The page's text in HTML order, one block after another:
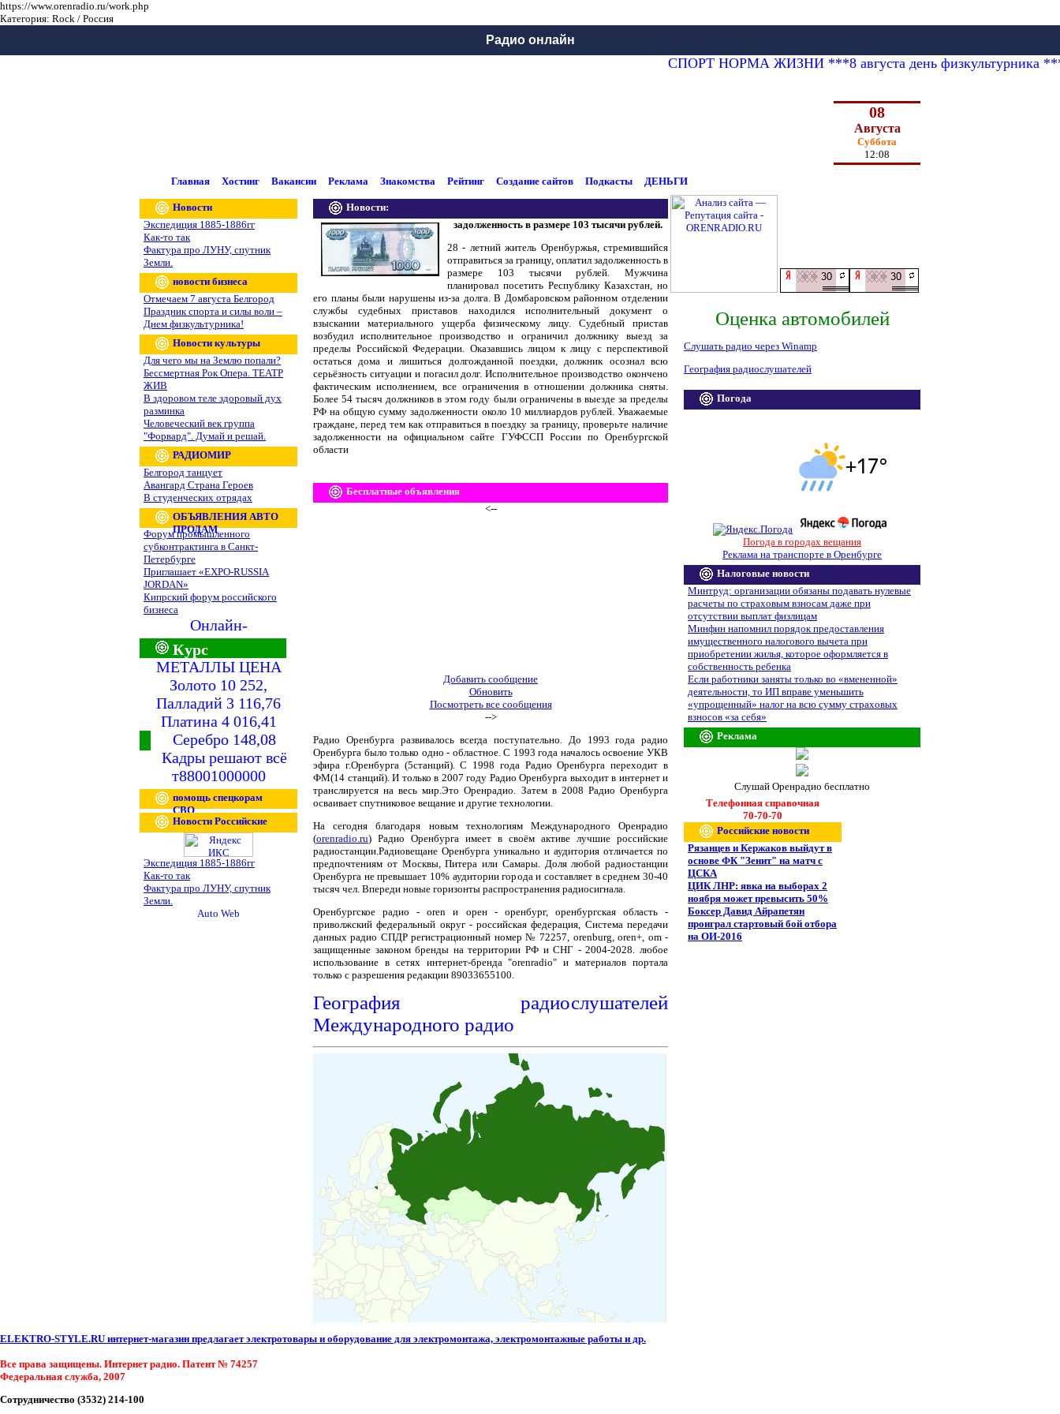
https://www.orenradio.ru/work.php
Категория: Rock / Россия
Радио онлайн
СПОРТ НОРМА ЖИЗНИ ***8 августа день физкультурника
08
Августа
Суббота
12:08
Главная Хостинг Вакансии Реклама Знакомства Рейтинг Создание сайтов Подкасты ДЕНЬГИ
Новости
Экспедиция 1885-1886гг
Как-то так
Фактура про ЛУНУ, спутник
Земли.
новости бизнеса
Отмечаем 7 августа Белгород
Праздник спорта и силы воли –
Днем физкультурника!
Новости культуры
Для чего мы на Землю попали?
Бессмертная Рок Опера. ТЕАТР
ЖИВ
В здоровом теле здоровый дух
разминка
Человеческий век группа
"Форвард". Думай и решай.
РАДИОМИР
Белгород танцует
Авангард Страна Героев
В студенческих отрядах
ОБЪЯВЛЕНИЯ АВТО
ПРОДАМ
Форум промышленного
субконтрактинга в Санкт-
Петербурге
Приглашает «EXPO-RUSSIA
JORDAN»
Кипрский форум российского
бизнеса
Онлайн-
Курс
МЕТАЛЛЫ ЦЕНА
Золото 10 252,
Палладий 3 116,76
Платина 4 016,41
Серебро 148,08
Кадры решают всё
т88001000000
помощь спецкорам
СВО
Новости Российские
Экспедиция 1885-1886гг
Как-то так
Фактура про ЛУНУ, спутник
Земли.
Новости:
задолженность в размере 103 тысячи рублей.
28 - летний житель Оренбуржья, стремившийся
отправиться за границу, оплатил задолженность в
размере 103 тысячи рублей. Мужчина
планировал посетить Республику Казахстан, но
его планы были нарушены из-за долга. В Домбаровском районном отделении
службы судебных приставов находился исполнительный документ о
взыскании материального ущерба физическому лицу. Судебный пристав
возбудил исполнительное производство и ограничил должнику выезд за
пределы Российской Федерации. Оказавшись лицом к лицу с перспективой
остаться дома и лишиться долгожданной поездки, должник осознал всю
серьёзность ситуации и погасил долг. Исполнительное производство окончено
фактическим исполнением, все ограничения в отношении должника сняты.
Более 54 тысяч должников в этом году были ограничены в выезде за пределы
РФ на общую сумму задолженности около 10 миллиардов рублей. Уважаемые
граждане, перед тем как отправиться в поездку за границу, проверьте наличие
задолженности на официальном сайте ГУФССП России по Оренбургской
области
Бесплатные объявления
<--
Добавить сообщение
Обновить
Посмотреть все сообщения
-->
Радио Оренбурга развивалось всегда поступательно. До 1993 года радио
Оренбурга было только одно - областное. С 1993 года началось освоение УКВ
эфира г.Оренбурга (5станций). С 1998 года Радио Оренбурга переходит в
ФМ(14 станций). И только в 2007 году Радио Оренбурга выходит в интернет и
транслируется на весь мир.Это Оренрадио. Затем в 2008 Радио Оренбурга
осваивает спутниковое вещание и другие технологии.
На сегодня благодаря новым технологиям Международного Оренрадио
(orenradio.ru) Радио Оренбурга имеет в своём активе лучшие российские
радиостанции.Радиовещане Оренбурга уникально и аудитория отличается по
предпочтениям от Москвы, Питера или Самары. Доля любой радиостанции
Оренбурга не превышает 10% аудитории города и составляет в среднем 30-40
тысяч чел. Впереди новые горизонты распространения радиосигнала.
Оренбургское радио - oren и орен - оренбург, оренбургская область -
приволжский федеральный округ - российская федерация, Система передачи
данных радио СПДР регистрационный номер № 72257, orenburg, oren+, om -
защищенные законом бренды на территории РФ и СНГ - 2004-2028. любое
использование в сетях интернет-бренда "orenradio" и материалов портала
только с разрешения редакции 89033655100.
География радиослушателей
Международного радио
Оценка автомобилей
Слушать радио через Winamp
География радиослушателей
Погода
Погода в городах вещания
Реклама на транспорте в Оренбурге
Налоговые новости
Минтруд: организации обязаны подавать нулевые
расчеты по страховым взносам даже при
отсутствии выплат физлицам
Минфин напомнил порядок предоставления
имущественного налогового вычета при
приобретении жилья, которое оформляется в
собственность ребенка
Если работники заняты только во «вмененной»
деятельности, то ИП вправе уменьшить
«упрощенный» налог на всю сумму страховых
взносов «за себя»
Реклама
Слушай Оренрадио бесплатно
Телефонная справочная
70-70-70
Российские новости
Рязанцев и Кержаков выйдут в
основе ФК "Зенит" на матч с
ЦСКА
ЦИК ЛНР: явка на выборах 2
ноября может превысить 50%
Боксер Давид Айрапетян
проиграл стартовый бой отбора
на ОИ-2016
ELEKTRO-STYLE.RU интернет-магазин предлагает электротовары и оборудование для электромонтажа, электромонтажные работы и др.
Все права защищены. Интернет радио. Патент № 74257
Федеральная служба, 2007
Сотрудничество (3532) 214-100